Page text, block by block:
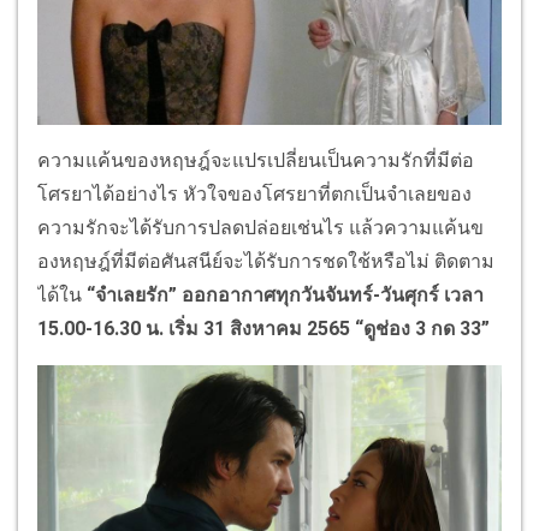
ความแค้นของหฤษฎ์จะแปรเปลี่ยนเป็นความรักที่มีต่อ
โศรยาได้อย่างไร หัวใจของโศรยาที่ตกเป็นจำเลยของ
ความรักจะได้รับการปลดปล่อยเช่นไร แล้วความแค้นข
องหฤษฎ์ที่มีต่อศันสนีย์จะได้รับการชดใช้หรือไม่ ติดตาม
ได้ใน “จำเลยรัก” ออกอากาศทุกวันจันทร์-วันศุกร์ เวลา
15.00-16.30 น. เริ่ม 31 สิงหาคม 2565 “ดูช่อง 3 กด 33”